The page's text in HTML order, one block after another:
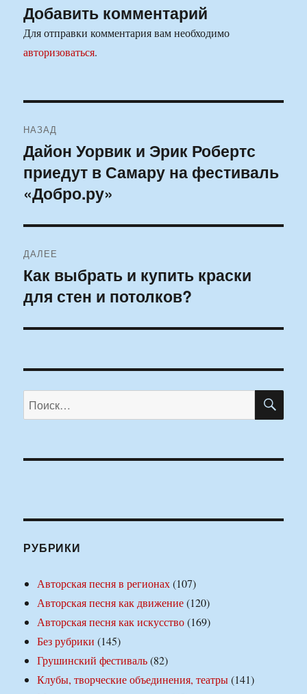
Добавить комментарий
Для отправки комментария вам необходимо
авторизоваться.
по
записям
НАЗАД
Предыдущая
запись:
Дайон Уорвик и Эрик Робертс
приедут в Самару на фестиваль
«Добро.ру»
ДАЛЕЕ
Следующая
запись:
Как выбрать и купить краски
для стен и потолков?
Искать:
РУБРИКИ
Авторская песня в регионах(107)
Авторская песня как движение(120)
Авторская песня как искусство(169)
Без рубрики (145)
Грушинский фестиваль(82)
Клубы, творческие объединения, театры(141)